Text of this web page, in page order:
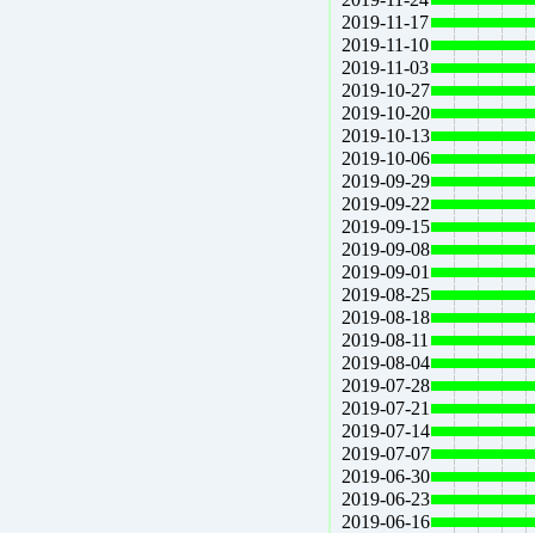
2019-11-17
2019-11-10
2019-11-03
2019-10-27
2019-10-20
2019-10-13
2019-10-06
2019-09-29
2019-09-22
2019-09-15
2019-09-08
2019-09-01
2019-08-25
2019-08-18
2019-08-11
2019-08-04
2019-07-28
2019-07-21
2019-07-14
2019-07-07
2019-06-30
2019-06-23
2019-06-16